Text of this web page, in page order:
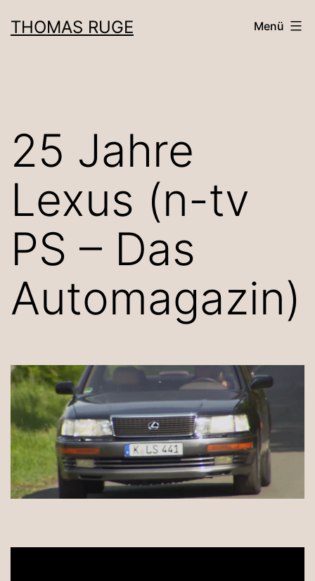
Inhalt
THOMAS RUGE Menü
25 Jahre
Lexus (n-tv
PS – Das
Automagazin)